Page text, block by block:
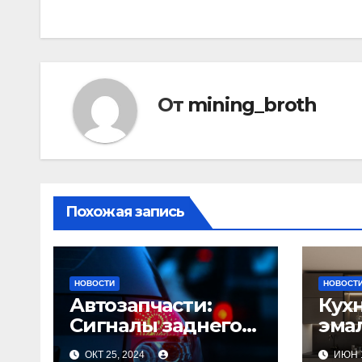
От mining_broth
Похожая запись
НОВОСТИ
Автозапчасти:
Сигналы заднего
хода и их
ОКТ 25, 2024
НОВОСТИ
ИЮН